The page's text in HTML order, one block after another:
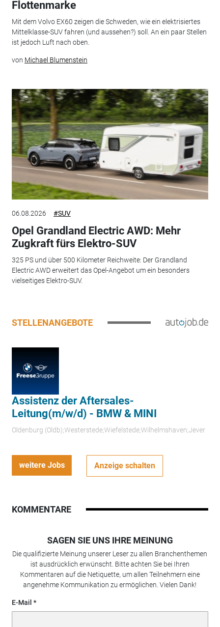
Flottenmarke
Mit dem Volvo EX60 zeigen die Schweden, wie ein elektrisiertes
Mittelklasse-SUV fahren (und aussehen?) soll. An ein paar Stellen
ist jedoch Luft nach oben.
von Michael Blumenstein
06.08.2026 #SUV
Opel Grandland Electric AWD: Mehr
Zugkraft fürs Elektro-SUV
325 PS und über 500 Kilometer Reichweite: Der Grandland
Electric AWD erweitert das Opel-Angebot um ein besonders
vielseitiges Elektro-SUV.
STELLENANGEBOTE
Assistenz der Aftersales-
Leitung(m/w/d) - BMW & MINI
Oldenburg (Oldb);Westerstede;Wiefelstede;Wilhelmshaven;Jever
weitere Jobs Anzeige schalten
KOMMENTARE
SAGEN SIE UNS IHRE MEINUNG
Die qualifizierte Meinung unserer Leser zu allen Branchenthemen
ist ausdrücklich erwünscht. Bitte achten Sie bei Ihren
Kommentaren auf die Netiquette, um allen Teilnehmern eine
angenehme Kommunikation zu ermöglichen. Vielen Dank!
E-Mail